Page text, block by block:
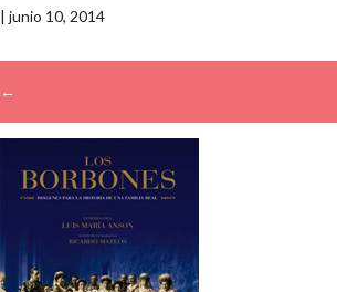
| junio 10, 2014
←